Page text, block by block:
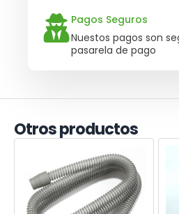
Pagos Seguros
Nuestos pagos son
pasarela de pago
Otros productos